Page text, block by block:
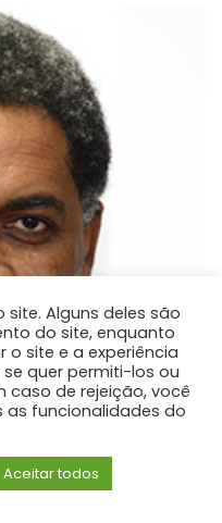
Alguns deles são
do site, enquanto
site e a experiência
quer permiti-los ou
caso de rejeição, você
as funcionalidades do
Aceitar todos